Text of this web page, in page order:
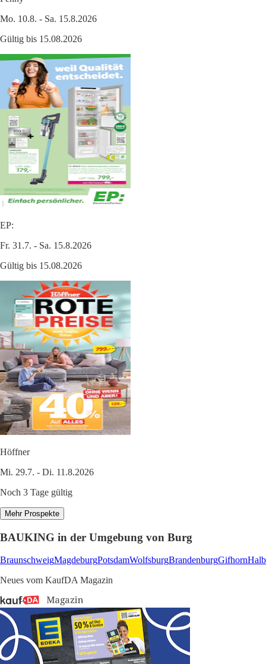
Mo. 10.8. - Sa. 15.8.2026
Gültig bis 15.08.2026
EP:
Fr. 31.7. - Sa. 15.8.2026
Gültig bis 15.08.2026
Höffner
Mi. 29.7. - Di. 11.8.2026
Noch 3 Tage gültig
Mehr Prospekte
BAUKING in der Umgebung von Burg
BraunschweigMagdeburgPotsdamWolfsburgBrandenburgGifhorn
Neues vom KaufDA Magazin